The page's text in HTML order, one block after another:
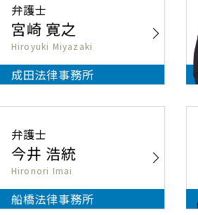
弁護士
宮崎 寛之
Hiroyuki Miyazaki
成田法律事務所
弁護士
今井 浩統
Hironori Imai
船橋法律事務所